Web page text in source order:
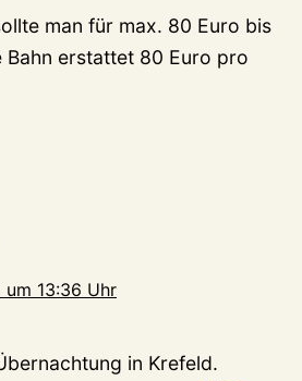
man für max. 80 Euro bis
Bahn erstattet 80 Euro pro
13:36 Uhr
in Krefeld.